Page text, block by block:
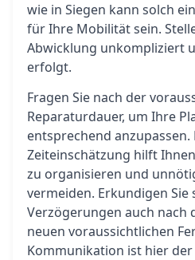
wie in Siegen kann solch
für Ihre Mobilität sein.
Abwicklung unkompliziert
erfolgt.
Fragen Sie nach der
Reparaturdauer, um Ihre
entsprechend anzupassen.
Zeiteinschätzung hilft
zu organisieren und
vermeiden. Erkundigen Sie
Verzögerungen auch nach
neuen voraussichtlichen
Kommunikation ist hier der